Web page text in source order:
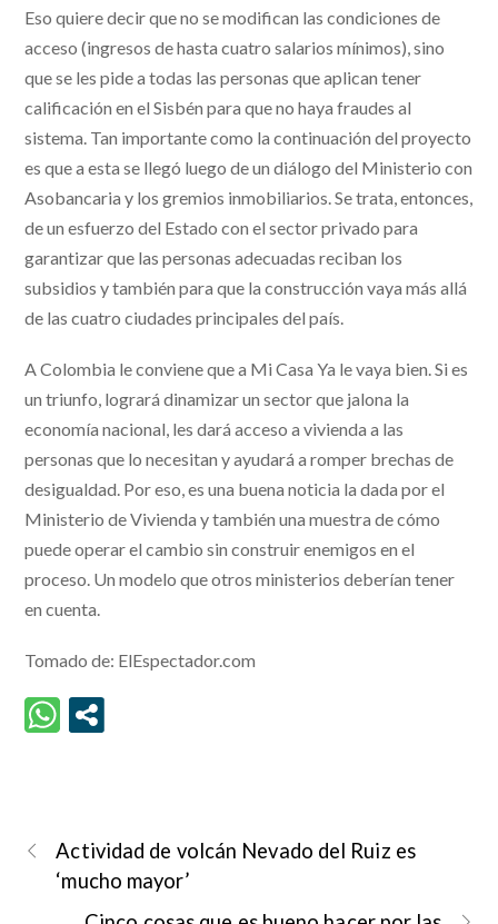
Eso quiere decir que no se modifican las condiciones de
acceso (ingresos de hasta cuatro salarios mínimos), sino
que se les pide a todas las personas que aplican tener
calificación en el Sisbén para que no haya fraudes al
sistema. Tan importante como la continuación del proyecto
es que a esta se llegó luego de un diálogo del Ministerio con
Asobancaria y los gremios inmobiliarios. Se trata, entonces,
de un esfuerzo del Estado con el sector privado para
garantizar que las personas adecuadas reciban los
subsidios y también para que la construcción vaya más allá
de las cuatro ciudades principales del país.
A Colombia le conviene que a Mi Casa Ya le vaya bien. Si es
un triunfo, logrará dinamizar un sector que jalona la
economía nacional, les dará acceso a vivienda a las
personas que lo necesitan y ayudará a romper brechas de
desigualdad. Por eso, es una buena noticia la dada por el
Ministerio de Vivienda y también una muestra de cómo
puede operar el cambio sin construir enemigos en el
proceso. Un modelo que otros ministerios deberían tener
en cuenta.
Tomado de: ElEspectador.com
Actividad de volcán Nevado del Ruiz es
‘mucho mayor’